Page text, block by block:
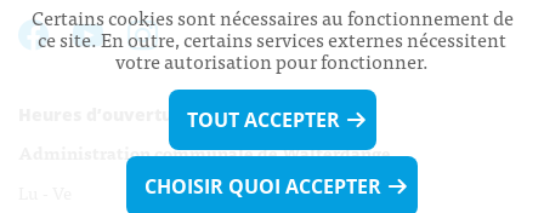
Heures d’ouverture:
Administration communale de Walferdange
Lu - Ve 08h00 - 11h30
Certains cookies sont nécessaires au fonctionnement de
ce site. En outre, certains services externes nécessitent
votre autorisation pour fonctionner.
TOUT ACCEPTER
CHOISIR QUOI ACCEPTER